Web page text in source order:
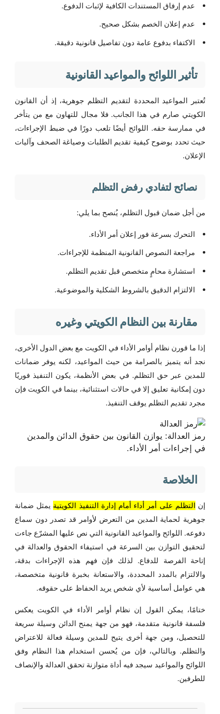
عدم إرفاق المستندات الكافية لإثبات الدفوع.
عدم إعلان الخصم بشكل صحيح.
الاكتفاء بدفوع عامة دون تفاصيل قانونية دقيقة.
تأثير اللوائح والمواعيد القانونية
تُعتبر المواعيد المحددة لتقديم التظلم جوهرية، إذ أن القانون
الكويتي صارم في هذا الجانب. فلا مجال للتهاون مع من يتأخر
في ممارسة حقه. اللوائح أيضًا تلعب دورًا في ضبط الإجراءات،
حيث تحدد بوضوح كيفية تقديم الطلبات وصياغة الصحف وآليات
الإعلان.
نصائح لتفادي رفض التظلم
من أجل ضمان قبول التظلم، يُنصح بما يلي:
التحرك بسرعة فور إعلان أمر الأداء.
مراجعة النصوص القانونية المنظمة للإجراءات.
استشارة محامٍ متخصص قبل تقديم التظلم.
الالتزام الدقيق بالشروط الشكلية والموضوعية.
مقارنة بين النظام الكويتي وغيره
إذا ما قورن نظام أوامر الأداء في الكويت مع بعض الدول الأخرى،
نجد أنه يتميز بالصرامة من حيث المواعيد، لكنه يوفر ضمانات
للمدين عبر حق التظلم. في بعض الأنظمة، يكون التنفيذ فوريًا
دون إمكانية تعليق إلا في حالات استثنائية، بينما في الكويت فإن
مجرد تقديم التظلم يوقف التنفيذ.
رمز العدالة: يوازن القانون بين حقوق الدائن والمدين
في إجراءات أمر الأداء.
الخلاصة
إن التظلم على أمر أداء أمام إدارة التنفيذ الكويتية يمثل ضمانة
جوهرية لحماية المدين من التعرض لأوامر قد تصدر دون سماع
دفوعه. اللوائح والمواعيد القانونية التي نص عليها المشرّع جاءت
لتحقيق التوازن بين السرعة في استيفاء الحقوق والعدالة في
إتاحة الفرصة للدفاع. لذلك فإن فهم هذه الإجراءات بدقة،
والالتزام بالمدد المحددة، والاستعانة بخبرة قانونية متخصصة،
هي عوامل أساسية لأي شخص يريد الحفاظ على حقوقه.
ختامًا، يمكن القول إن نظام أوامر الأداء في الكويت يعكس
فلسفة قانونية متقدمة، فهو من جهة يمنح الدائن وسيلة سريعة
للتحصيل، ومن جهة أخرى يتيح للمدين وسيلة فعالة للاعتراض
والتظلم. وبالتالي، فإن من يُحسن استخدام هذا النظام وفق
اللوائح والمواعيد سيجد فيه أداة متوازنة تحقق العدالة والإنصاف
للطرفين.